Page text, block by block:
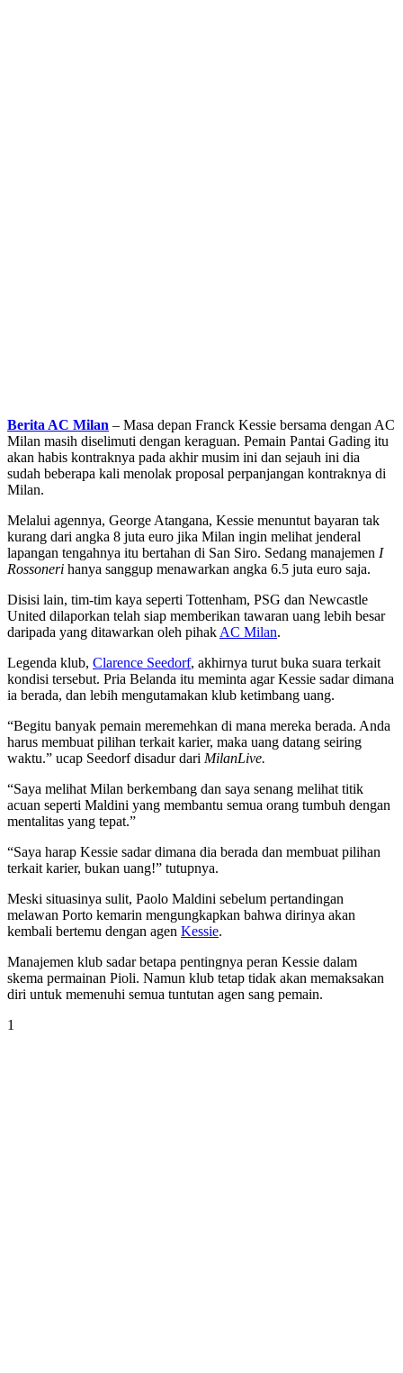
Berita AC Milan – Masa depan Franck Kessie bersama dengan AC
Milan masih diselimuti dengan keraguan. Pemain Pantai Gading itu
akan habis kontraknya pada akhir musim ini dan sejauh ini dia
sudah beberapa kali menolak proposal perpanjangan kontraknya di
Milan.
Melalui agennya, George Atangana, Kessie menuntut bayaran tak
kurang dari angka 8 juta euro jika Milan ingin melihat jenderal
lapangan tengahnya itu bertahan di San Siro. Sedang manajemen I
Rossoneri hanya sanggup menawarkan angka 6.5 juta euro saja.
Disisi lain, tim-tim kaya seperti Tottenham, PSG dan Newcastle
United dilaporkan telah siap memberikan tawaran uang lebih besar
daripada yang ditawarkan oleh pihak AC Milan.
Legenda klub, Clarence Seedorf, akhirnya turut buka suara terkait
kondisi tersebut. Pria Belanda itu meminta agar Kessie sadar dimana
ia berada, dan lebih mengutamakan klub ketimbang uang.
“Begitu banyak pemain meremehkan di mana mereka berada. Anda
harus membuat pilihan terkait karier, maka uang datang seiring
waktu.” ucap Seedorf disadur dari MilanLive.
“Saya melihat Milan berkembang dan saya senang melihat titik
acuan seperti Maldini yang membantu semua orang tumbuh dengan
mentalitas yang tepat.”
“Saya harap Kessie sadar dimana dia berada dan membuat pilihan
terkait karier, bukan uang!” tutupnya.
Meski situasinya sulit, Paolo Maldini sebelum pertandingan
melawan Porto kemarin mengungkapkan bahwa dirinya akan
kembali bertemu dengan agen Kessie.
Manajemen klub sadar betapa pentingnya peran Kessie dalam
skema permainan Pioli. Namun klub tetap tidak akan memaksakan
diri untuk memenuhi semua tuntutan agen sang pemain.
1